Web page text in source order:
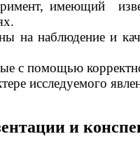
имеющий
на наблюдение и
с помощью
исследуемого
и